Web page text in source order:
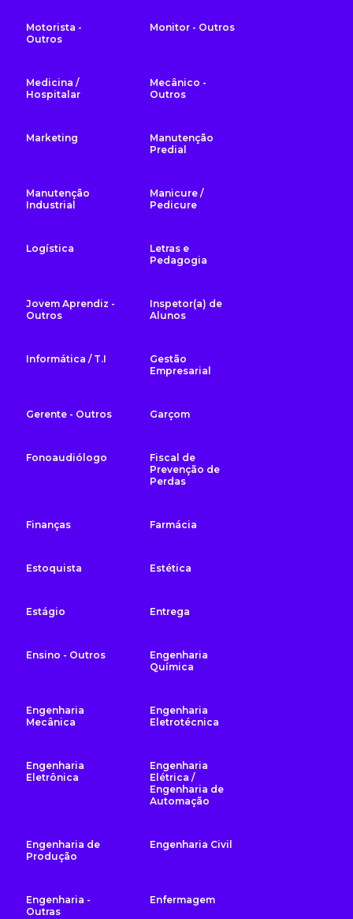
Motorista -
Outros
Monitor - Outros
Medicina /
Hospitalar
Mecânico -
Outros
Marketing
Manutenção
Predial
Manutenção
Industrial
Manicure /
Pedicure
Logística
Letras e
Pedagogia
Jovem Aprendiz -
Outros
Inspetor(a) de
Alunos
Informática / T.I
Gestão
Empresarial
Gerente - Outros Garçom
Fonoaudiólogo
Fiscal de
Prevenção de
Perdas
Finanças Farmácia
Estoquista Estética
Estágio Entrega
Ensino - Outros
Engenharia
Química
Engenharia
Mecânica
Engenharia
Eletrotécnica
Engenharia
Eletrônica
Engenharia
Elétrica /
Engenharia de
Automação
Engenharia de
Produção
Engenharia Civil
Engenharia -
Outras
Enfermagem